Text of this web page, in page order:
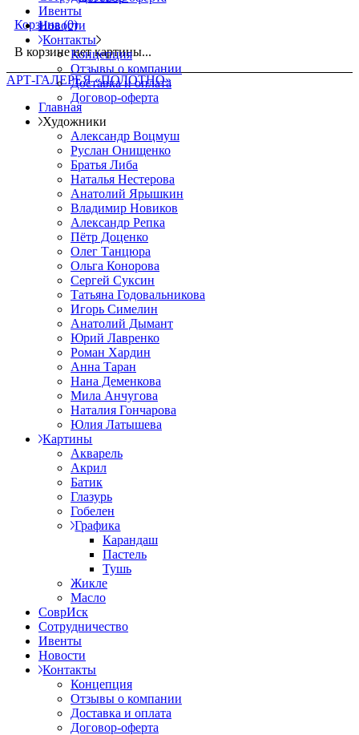
Корзина (0)
В корзине нет картины...
АРТ-ГАЛЕРЕЯ «ПОЛОТНО»
Главная
Художники
Александр Воцмуш
Руслан Онищенко
Братья Либа
Наталья Нестерова
Анатолий Ярышкин
Владимир Новиков
Александр Репка
Пётр Доценко
Олег Танцюра
Ольга Конорова
Сергей Суксин
Татьяна Годовальникова
Игорь Симелин
Анатолий Дымант
Юрий Лавренко
Роман Хардин
Анна Таран
Нана Деменкова
Мила Анчугова
Наталия Гончарова
Юлия Латышева
Картины
Акварель
Акрил
Батик
Глазурь
Гобелен
Графика
Карандаш
Пастель
Тушь
Жикле
Масло
СоврИск
Сотрудничество
Ивенты
Новости
Контакты
Концепция
Отзывы о компании
Доставка и оплата
Договор-оферта
Ивенты
Новости
Контакты
Концепция
Отзывы о компании
Доставка и оплата
Договор-оферта